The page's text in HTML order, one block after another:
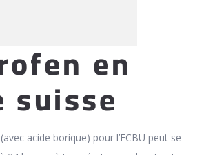
en
suisse
acide borique) pour l’ECBU peut se